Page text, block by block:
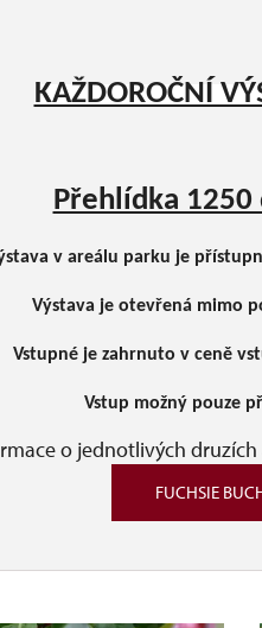
KAŽDOROČNÍ
Přehlídka
v areálu parku je
Výstava je otevřená mimo
Vstupné je zahrnuto v ceně
Vstup možný pouze
o jednotlivých
FUCHSIE